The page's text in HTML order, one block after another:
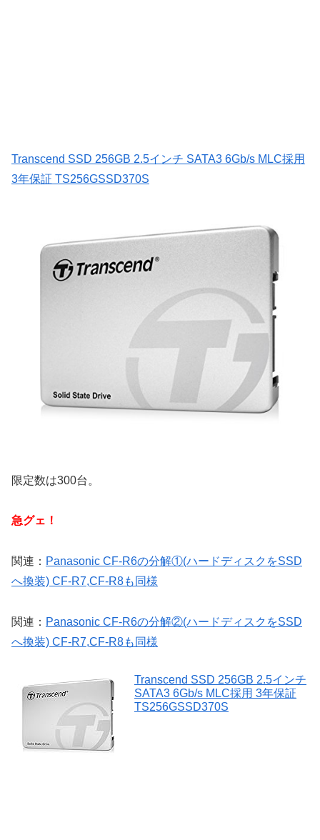
Transcend SSD 256GB 2.5インチ SATA3 6Gb/s MLC採用
3年保証 TS256GSSD370S
限定数は300台。
急グェ！
関連： Panasonic CF-R6の分解①(ハードディスクをSSD
へ換装) CF-R7,CF-R8も同様
関連： Panasonic CF-R6の分解②(ハードディスクをSSD
へ換装) CF-R7,CF-R8も同様
Transcend SSD 256GB 2.5インチ
SATA3 6Gb/s MLC採用 3年保証
TS256GSSD370S